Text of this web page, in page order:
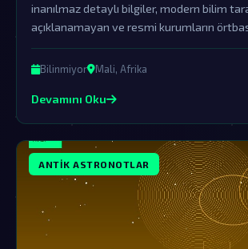
inanılmaz detaylı bilgiler, modern bilim
açıklanamayan ve resmi kurumların
çalıştığı büyük bir gizemin kapılarını
dünya dışı varlıkların insanlık tarihine
Bilinmiyor Mali, Afrika
Devamını Oku
ANTIK ASTRONOTLAR